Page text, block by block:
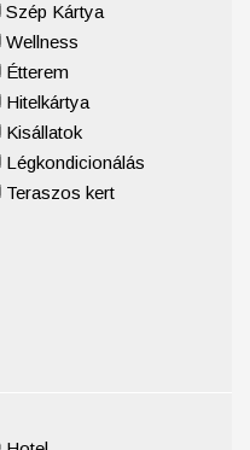
Szép Kártya
Wellness
Étterem
Hitelkártya
Kisállatok
Légkondicionálás
Teraszos kert